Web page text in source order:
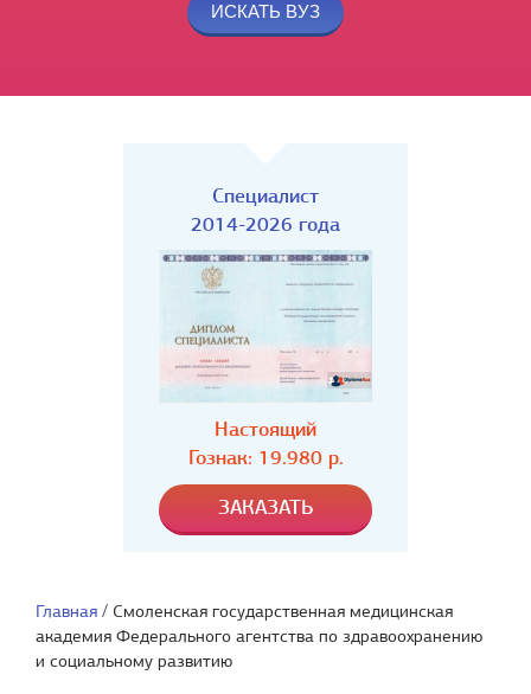
Специалист
2014-2026 года
Настоящий
Гознак: 19.980 р.
Главная / Смоленская государственная медицинская
академия Федерального агентства по здравоохранению
и социальному развитию